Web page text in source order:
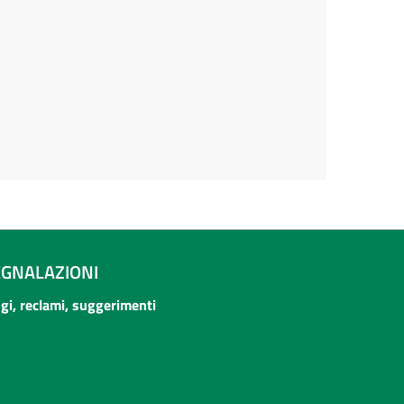
reclami, suggerimenti